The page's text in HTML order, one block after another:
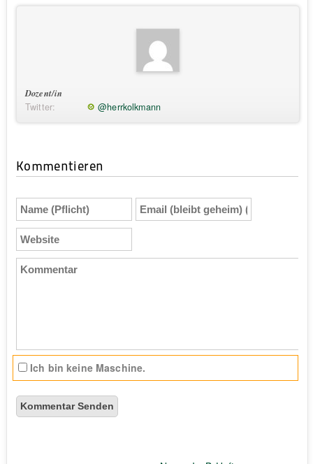
Dozent/in
Twitter:
@herrkolkmann
Kommentieren
Name
(Pflicht)
Email
(bleibt
Website
Kommentar
Ich bin keine Maschine.